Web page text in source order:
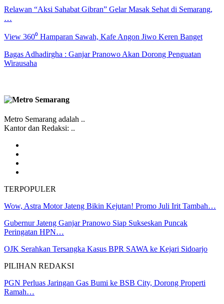
Relawan “Aksi Sahabat Gibran” Gelar Masak Sehat di Semarang,
…
View 360⁰ Hamparan Sawah, Kafe Angon Jiwo Keren Banget
Bagas Adhadirgha : Ganjar Pranowo Akan Dorong Penguatan
Wirausaha
Metro Semarang adalah ..
Kantor dan Redaksi: ..
TERPOPULER
Wow, Astra Motor Jateng Bikin Kejutan! Promo Juli Irit Tambah…
Gubernur Jateng Ganjar Pranowo Siap Sukseskan Puncak
Peringatan HPN…
OJK Serahkan Tersangka Kasus BPR SAWA ke Kejari Sidoarjo
PILIHAN REDAKSI
PGN Perluas Jaringan Gas Bumi ke BSB City, Dorong Properti
Ramah…